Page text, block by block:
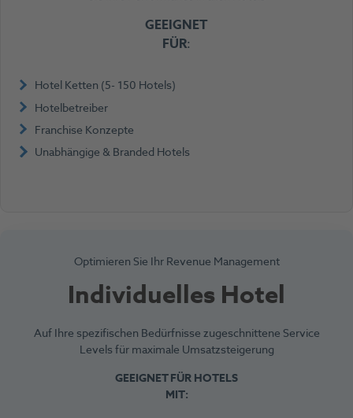
GEEIGNET
FÜR:
Hotel Ketten (5- 150 Hotels)
Hotelbetreiber
Franchise Konzepte
Unabhängige & Branded Hotels
Optimieren Sie Ihr Revenue Management
Individuelles Hotel
Auf Ihre spezifischen Bedürfnisse zugeschnittene Service
Levels für maximale Umsatzsteigerung
GEEIGNET FÜR HOTELS
MIT: